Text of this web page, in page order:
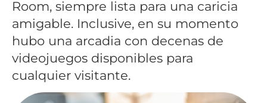
Room, siempre lista para una caricia
amigable. Inclusive, en su momento
hubo una arcadia con decenas de
videojuegos disponibles para
cualquier visitante.